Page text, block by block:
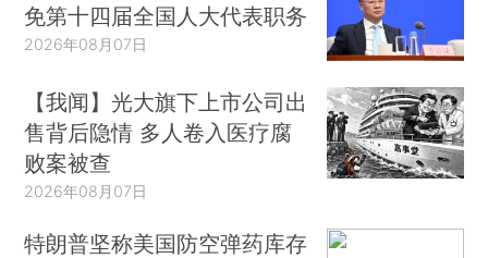
免第十四届全国人大代表职务
2026年08月07日
【我闻】光大旗下上市公司出
售背后隐情 多人卷入医疗腐
败案被查
2026年08月07日
特朗普坚称美国防空弹药库存